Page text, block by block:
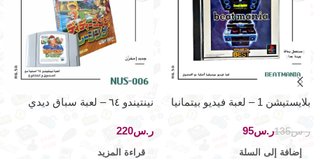
بلايستيشن 1 – لعبة فيديو بيتمانيا
ر.س135ر.س95
إضافة إلى السلة
نينتيندو ٦٤ – لعبة سباق ديدي
ر.س
قراءة المزيد